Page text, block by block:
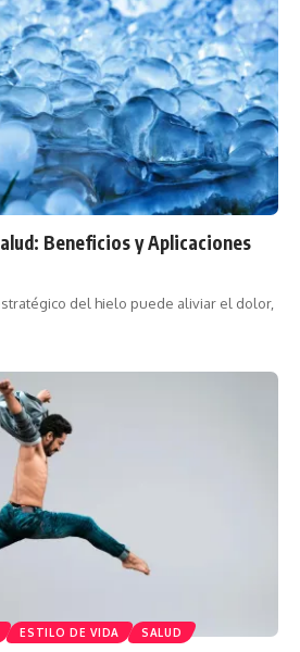
Beneficios y Aplicaciones
del hielo puede aliviar el dolor,
ESTILO DE VIDA SALUD